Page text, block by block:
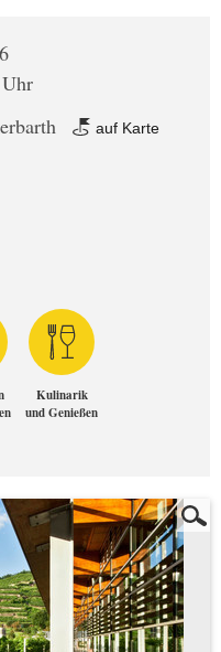
auf Karte
Kulinarik
und Genießen